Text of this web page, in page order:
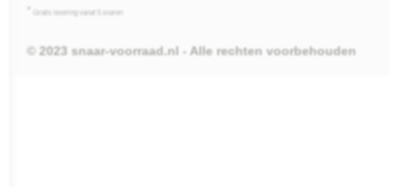
* Gratis levering vanaf 5 snaren
© 2023 snaar-voorraad.nl - Alle rechten voorbehouden